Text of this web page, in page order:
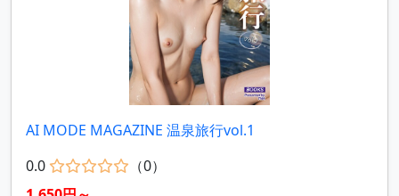
AI MODE MAGAZINE 温泉旅行vol.1
0.0
（0）